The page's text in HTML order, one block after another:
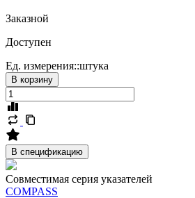
Заказной
Доступен
Ед. измерения::штука
В корзину
В спецификацию
Совместимая серия указателей
COMPASS